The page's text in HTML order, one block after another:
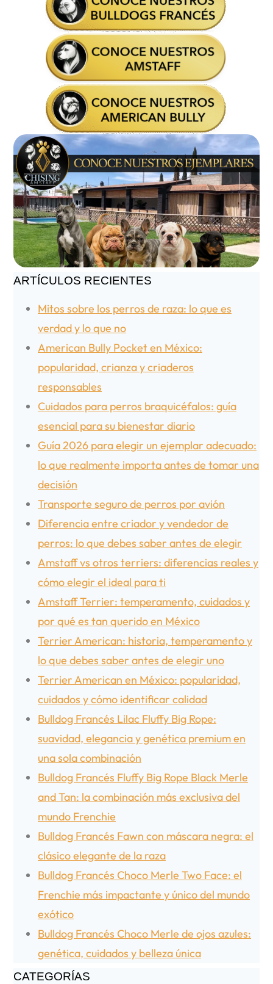
ARTÍCULOS RECIENTES
Mitos sobre los perros de raza: lo que es
verdad y lo que no
American Bully Pocket en México:
popularidad, crianza y criaderos
responsables
Cuidados para perros braquicéfalos: guía
esencial para su bienestar diario
Guía 2026 para elegir un ejemplar adecuado:
lo que realmente importa antes de tomar una
decisión
Transporte seguro de perros por avión
Diferencia entre criador y vendedor de
perros: lo que debes saber antes de elegir
Amstaff vs otros terriers: diferencias reales y
cómo elegir el ideal para ti
Amstaff Terrier: temperamento, cuidados y
por qué es tan querido en México
Terrier American: historia, temperamento y
lo que debes saber antes de elegir uno
Terrier American en México: popularidad,
cuidados y cómo identificar calidad
Bulldog Francés Lilac Fluffy Big Rope:
suavidad, elegancia y genética premium en
una sola combinación
Bulldog Francés Fluffy Big Rope Black Merle
and Tan: la combinación más exclusiva del
mundo Frenchie
Bulldog Francés Fawn con máscara negra: el
clásico elegante de la raza
Bulldog Francés Choco Merle Two Face: el
Frenchie más impactante y único del mundo
exótico
Bulldog Francés Choco Merle de ojos azules:
genética, cuidados y belleza única
CATEGORÍAS